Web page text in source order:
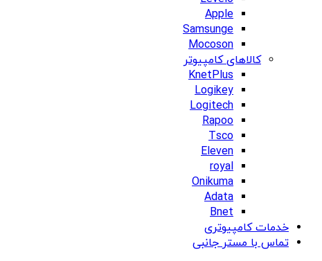
Apple
Samsunge
Mocoson
کالاهای کامپیوتر
KnetPlus
Logikey
Logitech
Rapoo
Tsco
Eleven
royal
Onikuma
Adata
Bnet
خدمات کامپیوتری
تماس با مستر جانبی